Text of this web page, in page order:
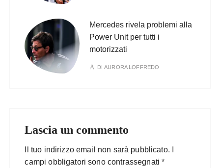
Mercedes rivela problemi alla
Power Unit per tutti i
motorizzati
DIAURORA LOFFREDO
Lascia un commento
Il tuo indirizzo email non sarà pubblicato.
campi obbligatori sono contrassegnati*